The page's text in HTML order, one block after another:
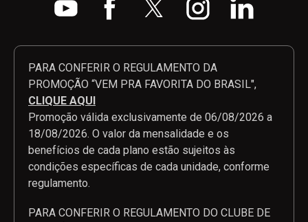
PARA CONFERIR O REGULAMENTO DA
PROMOÇÃO “VEM PRA FAVORITA DO BRASIL",
CLIQUE AQUI
Promoção válida exclusivamente de 06/08/2026 a
18/08/2026. O valor da mensalidade e os
benefícios de cada plano estão sujeitos às
condições específicas de cada unidade, conforme
regulamento.
PARA CONFERIR O REGULAMENTO DO CLUBE DE